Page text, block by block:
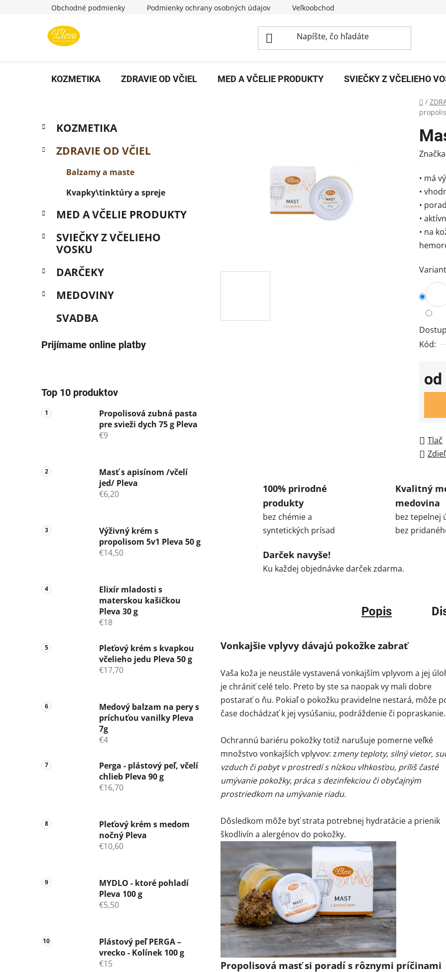
Obchodné podmienky Podmienky ochrany osobných údajov Veľkoobchod
KOZMETIKA ZDRAVIE OD VČIEL MED A VČELIE PRODUKTY SVIEČKY Z VČELIEHO
Domov
/
B
č
n
l
Preskočiť
kategórie
K
a
e
e
KOZMETIKA
ZDRAVIE OD VČIEL
Balzamy a maste
Kvapky\tinktúry a spreje
MED A VČELIE PRODUKTY
SVIEČKY Z VČELIEHO
VOSKU
DARČEKY
MEDOVINY
SVADBA
Prijímame online platby
Top 10 produktov
Propolisová zubná pasta
pre svieži dych 75 g Pleva
€9
Masť s apisínom /včelí
jed/ Pleva
€6,20
Výživný krém s
propolisom 5v1 Pleva 50 g
€14,50
Elixír mladosti s
materskou kašičkou
Pleva 30 g
€18
Pleťový krém s kvapkou
včelieho jedu Pleva 50 g
€17,70
Medový balzam na pery s
príchuťou vanilky Pleva
7g
€4
Perga - plástový peľ, včelí
chlieb Pleva 90 g
€16,70
Pleťový krém s medom
nočný Pleva
€10,60
MYDLO - ktoré pohladí
Pleva 100 g
€5,50
Plástový peľ PERGA –
vrecko - Kolínek 100 g
€15
• má
•
•
•
• na
Kód:
od
Tlač
100% prirodné
produkty
bez chémie a
syntetických prísad
Kvalitný
medovina
bez tepelnej
bez
Darček navyše!
Ku každej objednávke darček zdarma.
Popis
Vonkajšie vplyvy dávajú pokožke zabrať
Vaša koža je neustále vystavená vonkajším vplyvom a jej
je chrániť celé telo. Preto by ste sa naopak vy mali dobre
postarať o ňu. Pokiaľ o pokožku pravidelne nestará, môže
čase dochádzať k jej vysúšaniu, podráždenie či popraskanie.
Ochrannú bariéru pokožky totiž narušuje pomerne veľké
množstvo vonkajších vplyvov: zmeny teploty, silný vietor,
vzduch či pobyt v prostredí s nízkou vlhkosťou, príliš časté
umývanie pokožky, práca s dezinfekciou či obyčajným
prostriedkom na umývanie riadu.
Dôsledkom môže byť strata potrebnej hydratácie a prienik
škodlivín a alergénov do pokožky.
Propolisová masť si poradí s rôznymi príčinami